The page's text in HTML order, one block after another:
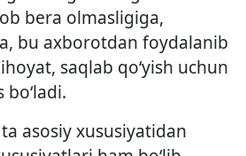
bera olmasligiga,
bu axborotdan foydalanib
saqlab qo‘yish uchun
asosiy xususiyatidan